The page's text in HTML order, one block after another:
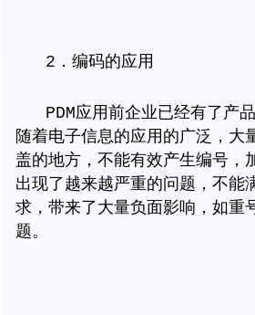
2．编码的应用
PDM应用前企业已经有了产
随着电子信息的应用的广泛，大
盖的地方，不能有效产生编号，
出现了越来越严重的问题，不能
求，带来了大量负面影响，如重
题。